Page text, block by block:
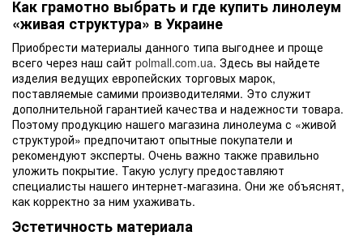
Как грамотно выбрать и где купить линолеум
«живая структура» в Украине
Приобрести материалы данного типа выгоднее и проще
всего через наш сайт polmall.com.ua. Здесь вы найдете
изделия ведущих европейских торговых марок,
поставляемые самими производителями. Это служит
дополнительной гарантией качества и надежности товара.
Поэтому продукцию нашего магазина линолеума с «живой
структурой» предпочитают опытные покупатели и
рекомендуют эксперты. Очень важно также правильно
уложить покрытие. Такую услугу предоставляют
специалисты нашего интернет-магазина. Они же объяснят,
как корректно за ним ухаживать.
Эстетичность материала